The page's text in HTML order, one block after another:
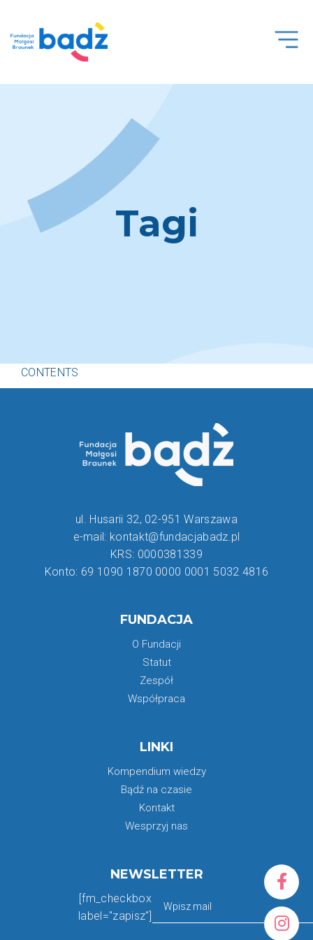
Open
Tagi
CONTENTS
ul. Husarii 32, 02-951 Warszawa
e-mail: kontakt@fundacjabadz.pl
KRS: 0000381339
Konto: 69 1090 1870 0000 0001 5032 4816
FUNDACJA
O Fundacji
Statut
Zespół
Współpraca
LINKI
Kompendium wiedzy
Bądź na czasie
Kontakt
Wesprzyj nas
NEWSLETTER
[fm_checkbox
label="zapisz"]